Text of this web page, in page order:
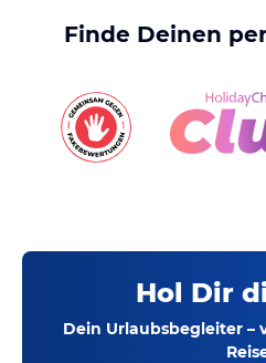
Finde Deinen
Hol Dir
Dein Urlaubsbegleiter –